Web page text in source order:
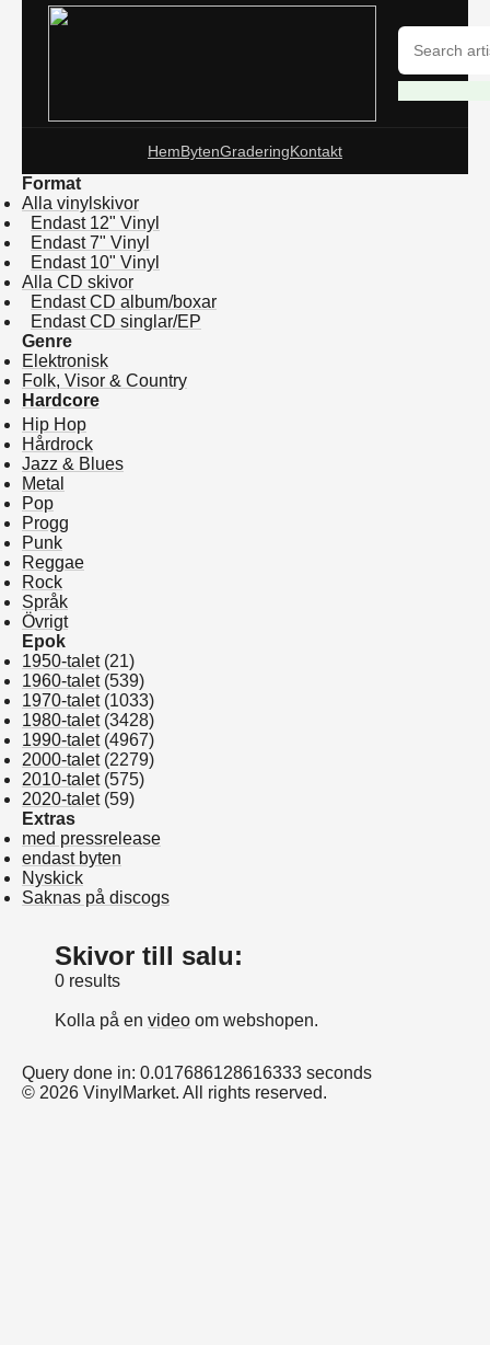
HemBytenGraderingKontakt
Format
Alla vinylskivor
Endast 12" Vinyl
Endast 7" Vinyl
Endast 10" Vinyl
Alla CD skivor
Endast CD album/boxar
Endast CD singlar/EP
Genre
Elektronisk
Folk, Visor & Country
Hardcore
Hip Hop
Hårdrock
Jazz & Blues
Metal
Pop
Progg
Punk
Reggae
Rock
Språk
Övrigt
Epok
1950-talet(21)
1960-talet(539)
1970-talet(1033)
1980-talet(3428)
1990-talet(4967)
2000-talet(2279)
2010-talet(575)
2020-talet(59)
Extras
med pressrelease
endast byten
Nyskick
Saknas på discogs
Skivor till salu:
0 results
Kolla på en video om webshopen.
Query done in: 0.017686128616333 seconds
© 2026 VinylMarket. All rights reserved.